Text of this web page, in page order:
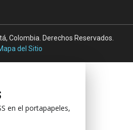
Colombia. Derechos Reservados.
del Sitio
en el portapapeles,